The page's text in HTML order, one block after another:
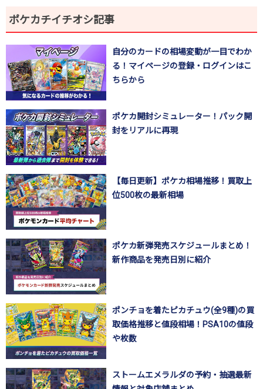
ポケカチイチオシ記事
自分のカードの相場変動が一目でわか
る！マイページの登録・ログインはこ
ちらから
ポケカ開封シミュレーター！パック開
封をリアルに再現
【毎日更新】ポケカ相場推移！買取上
位500枚の最新相場
ポケカ新弾発売スケジュールまとめ！
新作商品を発売日別に紹介
ポンチョを着たピカチュウ(全9種)の買
取価格推移と値段相場！PSA10の値段
や枚数
ストームエメラルダの予約・抽選最新